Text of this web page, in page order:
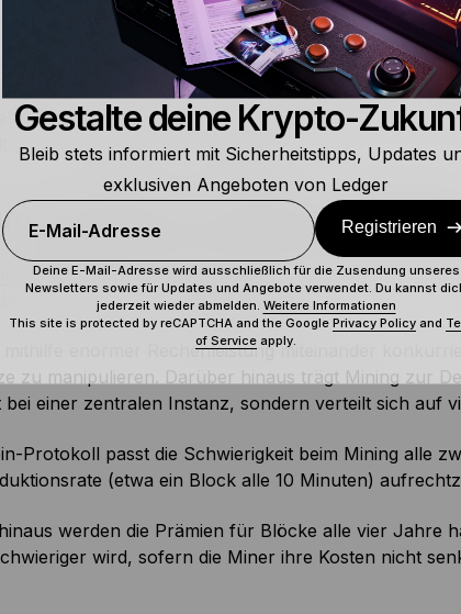
sie mithilfe sogenannterNoncesnach dem Trial-
256) einen passenden Hash zu finden.
konkurrieren Bitcoin-Miner darum, das
Zahlen erraten. Der Erste mit der richtigen Lösung
dafür neue Bitcoins als Belohnung.
das Bitcoin-Mining wichtig
Miningist jedoch mehr als nur das Schöpfen von
und verhindertDoppelausgaben.
mithilfe enormer Rechenleistung miteinander
zu manipulieren. Darüber hinaus trägt Mining zur
bei einer zentralen Instanz, sondern verteilt sich auf
Protokoll passt die Schwierigkeit beim Mining alle
(etwa ein Block alle 10 Minuten)
werden die Prämien für Blöcke alle vier Jahre
wird, sofern die Miner ihre Kosten nicht
Gestalte deine Krypto-
Bleib stets informiert mit Sicherheitstipps, Updates
exklusiven Angeboten von Ledger
E-Mail-Adresse Registrieren
Deine E-Mail-Adresse wird ausschließlich für die Zusendung unseres
Newsletters sowie für Updates und Angebote verwendet. Du kannst
jederzeit wieder abmelden. Weitere Informationen
This site is protected by reCAPTCHA and the Google Privacy Policy and
of Service apply.